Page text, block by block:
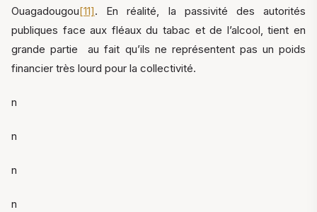
Ouagadougou[11]. En réalité, la passivité des autorités
publiques face aux fléaux du tabac et de l’alcool, tient en
grande partie au fait qu’ils ne représentent pas un poids
financier très lourd pour la collectivité.
n
n
n
n